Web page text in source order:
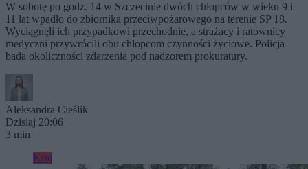
W sobotę po godz. 14 w Szczecinie dwóch chłopców w wieku 9 i
11 lat wpadło do zbiornika przeciwpożarowego na terenie SP 18.
Wyciągnęli ich przypadkowi przechodnie, a strażacy i ratownicy
medyczni przywrócili obu chłopcom czynności życiowe. Policja
bada okoliczności zdarzenia pod nadzorem prokuratury.
Aleksandra Cieślik
Dzisiaj 20:06
3 min
Kraj